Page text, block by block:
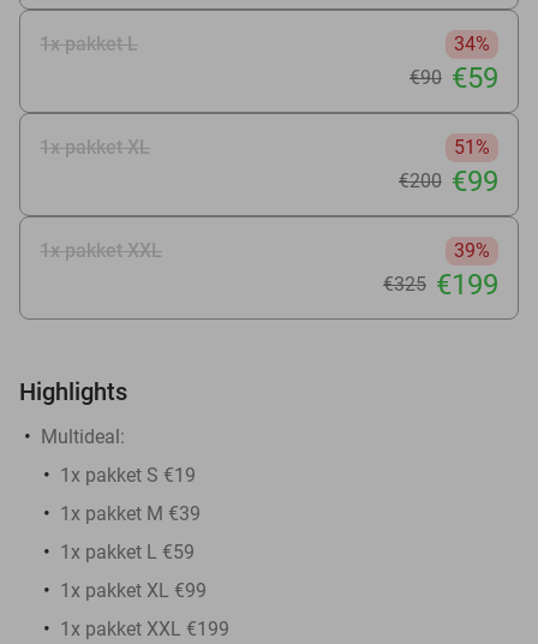
1x pakket L
34%
€90 €59
1x pakket XL
51%
€200 €99
1x pakket XXL
39%
€325 €199
Highlights
Multideal:
1x pakket S €19
1x pakket M €39
1x pakket L €59
1x pakket XL €99
1x pakket XXL €199